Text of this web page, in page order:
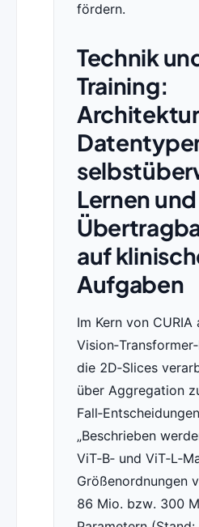
fördern.
Technik
Training:
Lernen und
auf
Aufgaben
Im Kern von CURIA
die 2D‑Slices
über Aggregation
Beschrieben
ViT‑B‑ und
Größenordnungen
86 Mio. bzw. 300